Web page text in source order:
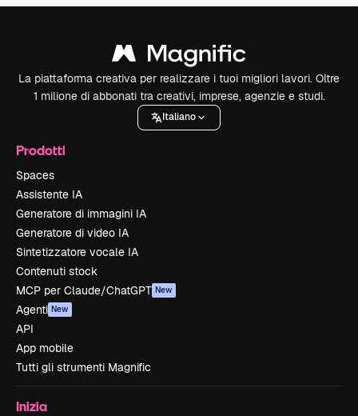
La piattaforma creativa per realizzare i tuoi migliori lavori. Oltre
1 milione di abbonati tra creativi, imprese, agenzie e studi.
Italiano
Prodotti
Spaces
Assistente IA
Generatore di immagini IA
Generatore di video IA
Sintetizzatore vocale IA
Contenuti stock
MCP per Claude/ChatGPT New
Agenti New
API
App mobile
Tutti gli strumenti Magnific
Inizia